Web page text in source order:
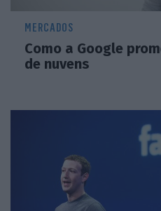
MERCADOS
Como a Google
de nuvens